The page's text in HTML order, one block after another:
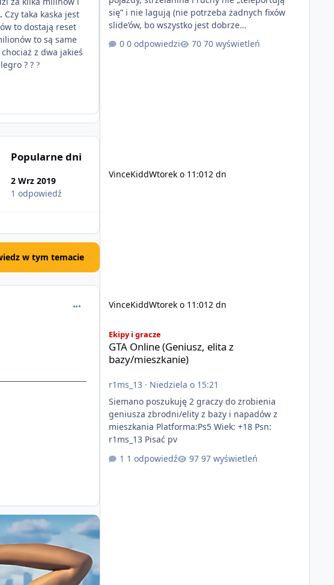
Czy taka kaska jest
to dostają reset
to są same
z dwa jakieś
? ? ?
Popularne dni
2 Wrz 2019
1 odpowiedź
w tym temacie
comment_53630
się” i nie lagują (nie potrzeba żadnych fixów
slide’ów, bo wszystko jest dobrze
zsynchronizowane i działa stabilnie) Ładne
wejście do gry + solidny antycheat na poziomie
0 odpowiedzi 70 wyświetleń
VinceKiddWtorek o 11:012 dn
VinceKiddWtorek o 11:012 dn
Ekipy i gracze
GTA Online (Geniusz, elita z
bazy/mieszkanie)
r1ms_13 · Niedziela o 15:21
Siemano poszukuję 2 graczy do zrobienia
geniusza zbrodni/elity z bazy i napadów z
mieszkania Platforma:Ps5 Wiek: +18 Psn:
r1ms_13 Pisać pv
1 odpowiedź
97 wyświetleń